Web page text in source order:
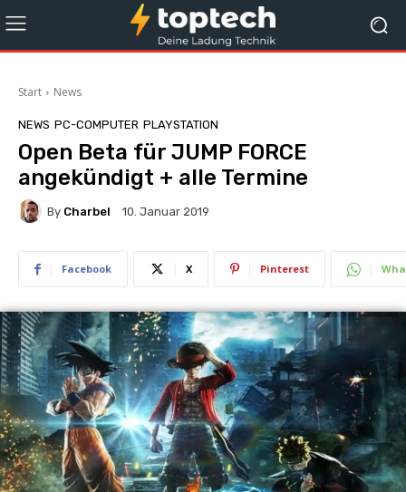
Start News
NEWS PC-COMPUTER PLAYSTATION
Open Beta für JUMP FORCE
angekündigt + alle Termine
By Charbel 10. Januar 2019
Facebook X Pinterest